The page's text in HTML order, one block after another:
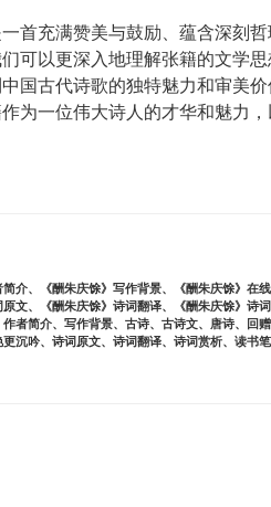
首充满赞美与鼓励、蕴含深刻
可以更深入地理解张籍的文学
国古代诗歌的独特魅力和审美价
为一位伟大诗人的才华和魅力
简介、 《酬朱庆馀》写作背景、 《酬朱庆馀》在
原文、 《酬朱庆馀》诗词翻译、 《酬朱庆馀》诗
作者简介、 写作背景、 古诗、 古诗文、 唐诗、 回
更沉吟、 诗词原文、 诗词翻译、 诗词赏析、 读书